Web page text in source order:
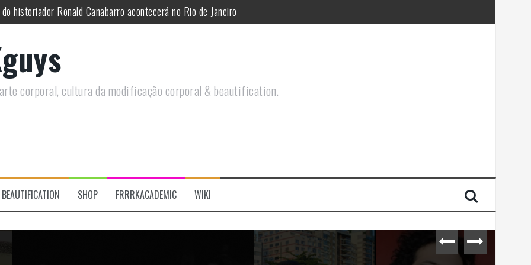
sobre Circo Freak em encontro online
modificações corporais e anarquia em encontro online
saiba como você pode ajudar duas ações que estão a ocorrer
a celebração do Orgulho Freak no Chile
historiador Ronald Canabarro acontecerá no Rio de Janeiro
corporal, cultura da modificação corporal & beautification.
BEAUTIFICATION SHOP FRRRKACADEMIC WIKI